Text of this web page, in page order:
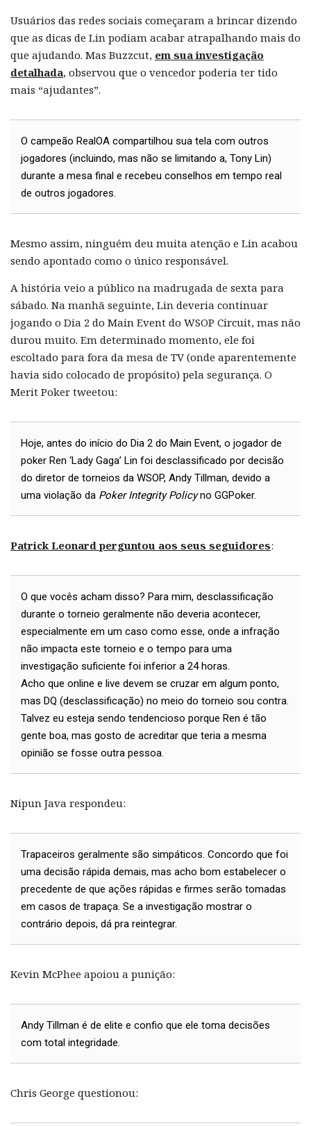
Usuários das redes sociais começaram a brincar dizendo
que as dicas de Lin podiam acabar atrapalhando mais do
que ajudando. Mas Buzzcut, em sua investigação
detalhada, observou que o vencedor poderia ter tido
mais “ajudantes”.
O campeão RealOA compartilhou sua tela com outros
jogadores (incluindo, mas não se limitando a, Tony Lin)
durante a mesa final e recebeu conselhos em tempo real
de outros jogadores.
Mesmo assim, ninguém deu muita atenção e Lin acabou
sendo apontado como o único responsável.
A história veio a público na madrugada de sexta para
sábado. Na manhã seguinte, Lin deveria continuar
jogando o Dia 2 do Main Event do WSOP Circuit, mas não
durou muito. Em determinado momento, ele foi
escoltado para fora da mesa de TV (onde aparentemente
havia sido colocado de propósito) pela segurança. O
Merit Poker tweetou:
Hoje, antes do início do Dia 2 do Main Event, o jogador de
poker Ren ‘Lady Gaga’ Lin foi desclassificado por decisão
do diretor de torneios da WSOP, Andy Tillman, devido a
uma violação da Poker Integrity Policyno GGPoker.
Patrick Leonard perguntou aos seus seguidores:
O que vocês acham disso? Para mim, desclassificação
durante o torneio geralmente não deveria acontecer,
especialmente em um caso como esse, onde a infração
não impacta este torneio e o tempo para uma
investigação suficiente foi inferior a 24 horas.
Acho que online e live devem se cruzar em algum ponto,
mas DQ (desclassificação) no meio do torneio sou contra.
Talvez eu esteja sendo tendencioso porque Ren é tão
gente boa, mas gosto de acreditar que teria a mesma
opinião se fosse outra pessoa.
Nipun Java respondeu:
Trapaceiros geralmente são simpáticos. Concordo que foi
uma decisão rápida demais, mas acho bom estabelecer o
precedente de que ações rápidas e firmes serão tomadas
em casos de trapaça. Se a investigação mostrar o
contrário depois, dá pra reintegrar.
Kevin McPhee apoiou a punição:
Andy Tillman é de elite e confio que ele toma decisões
com total integridade.
Chris George questionou: